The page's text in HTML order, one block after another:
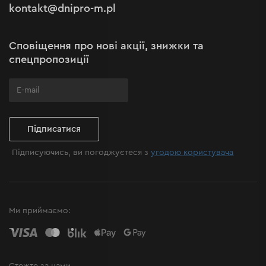
Налаштування cookies
Поширені запитання
kontakt@dnipro-m.pl
Сповіщення про нові акції, знижки та
спецпропозиції
Підписатися
Підписуючись, ви погоджуєтеся зугодою користувача
Ми приймаємо: